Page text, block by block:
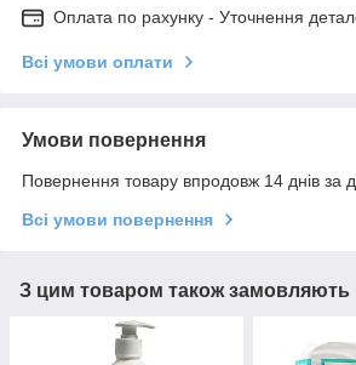
Оплата по рахунку - Уточнення
Всі умови оплати
Умови повернення
Повернення товару впродовж 14 днів за
Всі умови повернення
З цим товаром також замовляють